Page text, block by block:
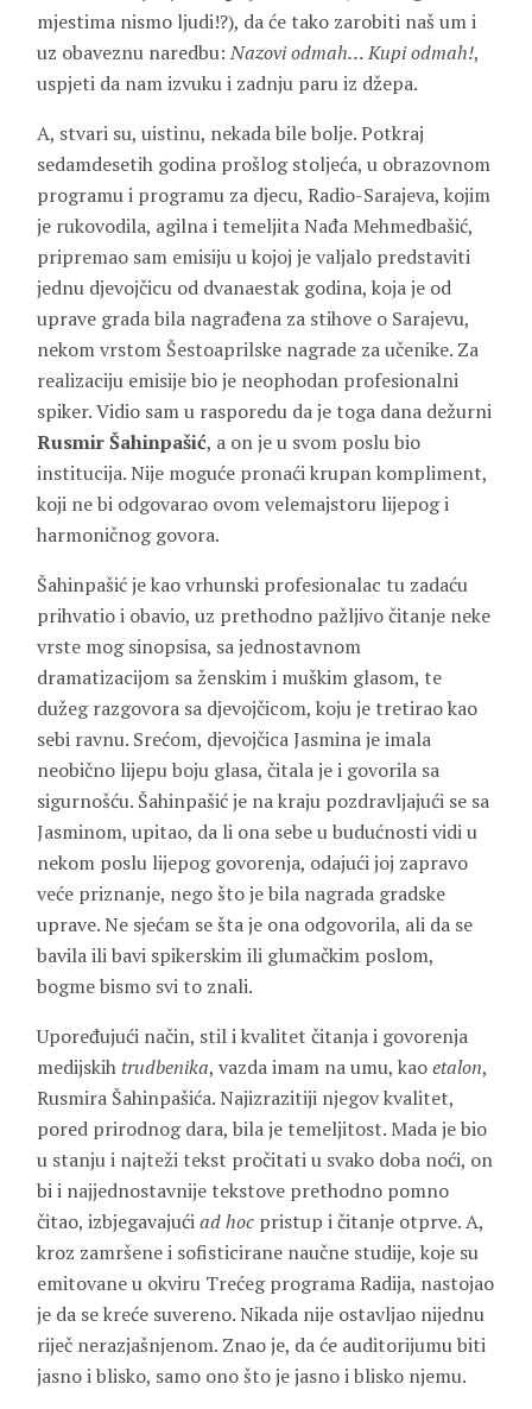
mjestima nismo ljudi!?), da će tako zarobiti naš um i
uz obaveznu naredbu:Nazovi odmah… Kupi odmah!,
uspjeti da nam izvuku i zadnju paru iz džepa.
A, stvari su, uistinu, nekada bile bolje. Potkraj
sedamdesetih godina prošlog stoljeća, u obrazovnom
programu i programu za djecu, Radio-Sarajeva, kojim
je rukovodila, agilna i temeljita Nađa Mehmedbašić,
pripremao sam emisiju u kojoj je valjalo predstaviti
jednu djevojčicu od dvanaestak godina, koja je od
uprave grada bila nagrađena za stihove o Sarajevu,
nekom vrstom Šestoaprilske nagrade za učenike. Za
realizaciju emisije bio je neophodan profesionalni
spiker. Vidio sam u rasporedu da je toga dana dežurni
Rusmir Šahinpašić, a on je u svom poslu bio
institucija. Nije moguće pronaći krupan kompliment,
koji ne bi odgovarao ovom velemajstoru lijepog i
harmoničnog govora.
Šahinpašić je kao vrhunski profesionalac tu zadaću
prihvatio i obavio, uz prethodno pažljivo čitanje neke
vrste mog sinopsisa, sa jednostavnom
dramatizacijom sa ženskim i muškim glasom, te
dužeg razgovora sa djevojčicom, koju je tretirao kao
sebi ravnu. Srećom, djevojčica Jasmina je imala
neobično lijepu boju glasa, čitala je i govorila sa
sigurnošću. Šahinpašić je na kraju pozdravljajući se sa
Jasminom, upitao, da li ona sebe u budućnosti vidi u
nekom poslu lijepog govorenja, odajući joj zapravo
veće priznanje, nego što je bila nagrada gradske
uprave. Ne sjećam se šta je ona odgovorila, ali da se
bavila ili bavi spikerskim ili glumačkim poslom,
bogme bismo svi to znali.
Upoređujući način, stil i kvalitet čitanja i govorenja
medijskih trudbenika, vazda imam na umu, kaoetalon,
Rusmira Šahinpašića. Najizrazitiji njegov kvalitet,
pored prirodnog dara, bila je temeljitost. Mada je bio
u stanju i najteži tekst pročitati u svako doba noći, on
bi i najjednostavnije tekstove prethodno pomno
čitao, izbjegavajućiad hoc pristup i čitanje otprve. A,
kroz zamršene i sofisticirane naučne studije, koje su
emitovane u okviru Trećeg programa Radija, nastojao
je da se kreće suvereno. Nikada nije ostavljao nijednu
riječ nerazjašnjenom. Znao je, da će auditorijumu biti
jasno i blisko, samo ono što je jasno i blisko njemu.